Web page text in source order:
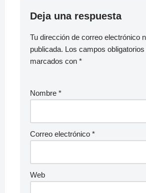
Deja una respuesta
Tu dirección de correo electrónico
publicada. Los campos
marcados con *
Nombre *
Correo electrónico *
Web